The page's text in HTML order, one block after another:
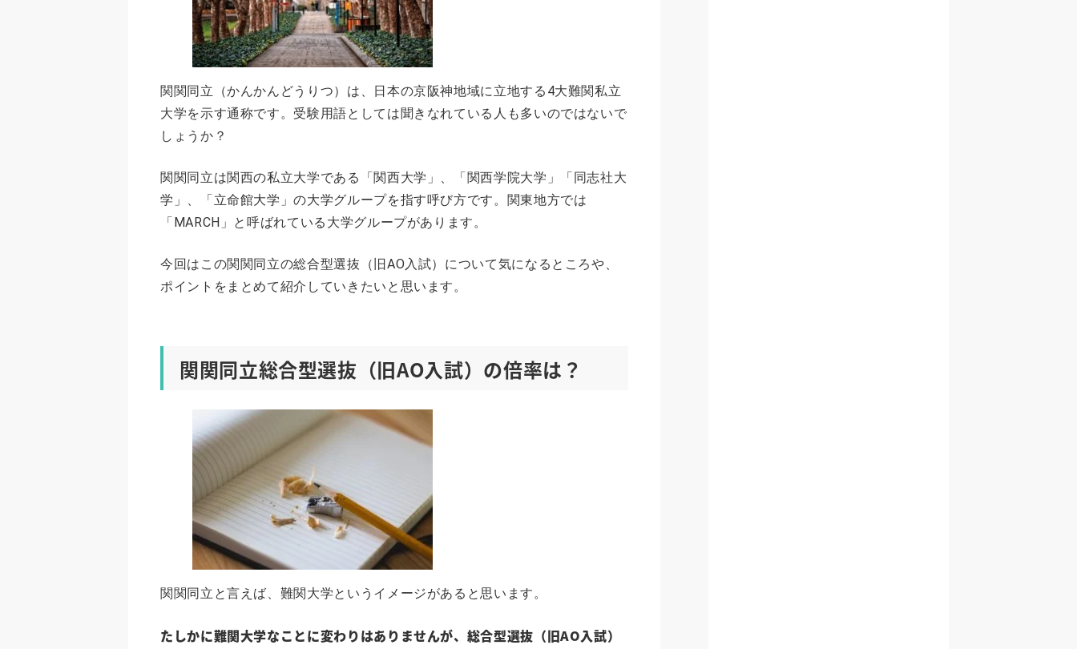
関関同立（かんかんどうりつ）は、日本の京阪神地域に立地する4大難関私立
大学を示す通称です。受験用語としては聞きなれている人も多いのではないで
しょうか？
関関同立は関西の私立大学である「関西大学」、「関西学院大学」「同志社大
学」、「立命館大学」の大学グループを指す呼び方です。関東地方では
「MARCH」と呼ばれている大学グループがあります。
今回はこの関関同立の総合型選抜（旧AO入試）について気になるところや、
ポイントをまとめて紹介していきたいと思います。
関関同立総合型選抜（旧AO入試）の倍率は？
関関同立と言えば、難関大学というイメージがあると思います。
たしかに難関大学なことに変わりはありませんが、総合型選抜（旧AO入試）